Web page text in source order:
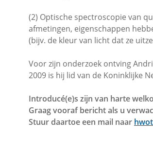
(2) Optische spectroscopie van
afmetingen, eigenschappen
(bijv. de kleur van licht dat ze
Voor zijn onderzoek ontving
2009 is hij lid van de Koninklijke
Introducé(e)s zijn van harte
Graag vooraf bericht als u
Stuur daartoe een mail naar